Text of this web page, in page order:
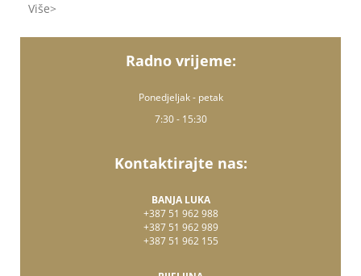
Više
Radno vrijeme:
Ponedjeljak - petak
7:30 - 15:30
Kontaktirajte nas:
BANJA LUKA
+387 51 962 988
+387 51 962 989
+387 51 962 155